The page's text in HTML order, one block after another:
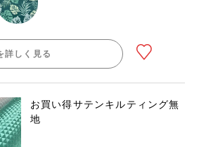
詳しく見る
お買い得サテンキルティング無
地